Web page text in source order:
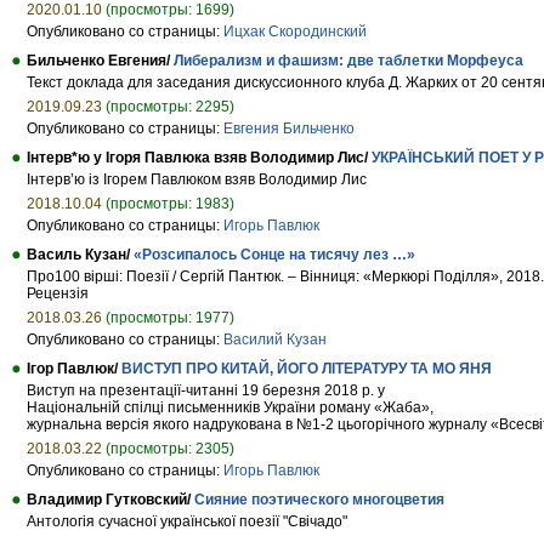
2020.01.10 (просмотры: 1699)
Опубликовано со страницы: Ицхак Скородинский
Бильченко Евгения/Либерализм и фашизм: две таблетки Морфеуса
Текст доклада для заседания дискуссионного клуба Д. Жарких от 20
2019.09.23 (просмотры: 2295)
Опубликовано со страницы: Евгения Бильченко
Інтерв*ю у Ігоря Павлюка взяв Володимир Лис/УКРАЇНСЬКИЙ ПОЕТ У
Інтерв’ю із Ігорем Павлюком взяв Володимир Лис
2018.10.04 (просмотры: 1983)
Опубликовано со страницы: Игорь Павлюк
Василь Кузан/«Розсипалось Сонце на тисячу лез …»
Про100 вірші: Поезії / Сергій Пантюк. – Вінниця: «Меркюрі Поділля»,
Рецензія
2018.03.26 (просмотры: 1977)
Опубликовано со страницы: Василий Кузан
Ігор Павлюк/ ВИСТУП ПРО КИТАЙ, ЙОГО ЛІТЕРАТУРУ ТА МО ЯНЯ
Виступ на презентації-читанні 19 березня 2018 р. у
Національній спілці письменників України роману «Жаба»,
журнальна версія якого надрукована в №1-2 цьогорічного журналу
2018.03.22 (просмотры: 2305)
Опубликовано со страницы: Игорь Павлюк
Владимир Гутковский/Сияние поэтического многоцветия
Антологія сучасної української поезії "Свічадо"